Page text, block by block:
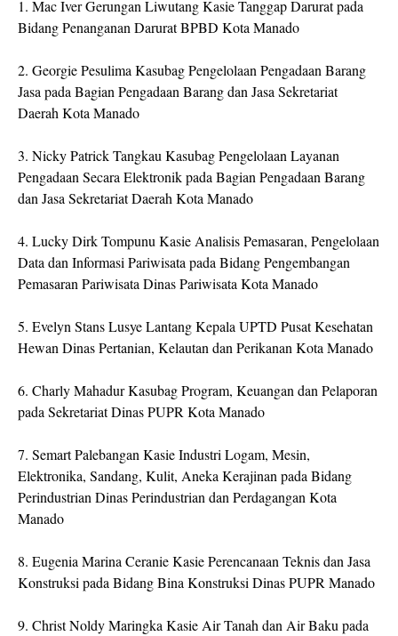
1. Mac Iver Gerungan Liwutang Kasie Tanggap Darurat pada
Bidang Penanganan Darurat BPBD Kota Manado
2. Georgie Pesulima Kasubag Pengelolaan Pengadaan Barang
Jasa pada Bagian Pengadaan Barang dan Jasa Sekretariat
Daerah Kota Manado
3. Nicky Patrick Tangkau Kasubag Pengelolaan Layanan
Pengadaan Secara Elektronik pada Bagian Pengadaan Barang
dan Jasa Sekretariat Daerah Kota Manado
4. Lucky Dirk Tompunu Kasie Analisis Pemasaran, Pengelolaan
Data dan Informasi Pariwisata pada Bidang Pengembangan
Pemasaran Pariwisata Dinas Pariwisata Kota Manado
5. Evelyn Stans Lusye Lantang Kepala UPTD Pusat Kesehatan
Hewan Dinas Pertanian, Kelautan dan Perikanan Kota Manado
6. Charly Mahadur Kasubag Program, Keuangan dan Pelaporan
pada Sekretariat Dinas PUPR Kota Manado
7. Semart Palebangan Kasie Industri Logam, Mesin,
Elektronika, Sandang, Kulit, Aneka Kerajinan pada Bidang
Perindustrian Dinas Perindustrian dan Perdagangan Kota
Manado
8. Eugenia Marina Ceranie Kasie Perencanaan Teknis dan Jasa
Konstruksi pada Bidang Bina Konstruksi Dinas PUPR Manado
9. Christ Noldy Maringka Kasie Air Tanah dan Air Baku pada